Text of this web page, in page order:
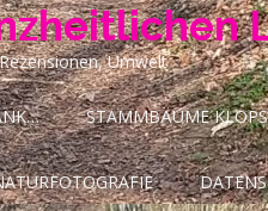
Umwelt
STAMMBÄUME